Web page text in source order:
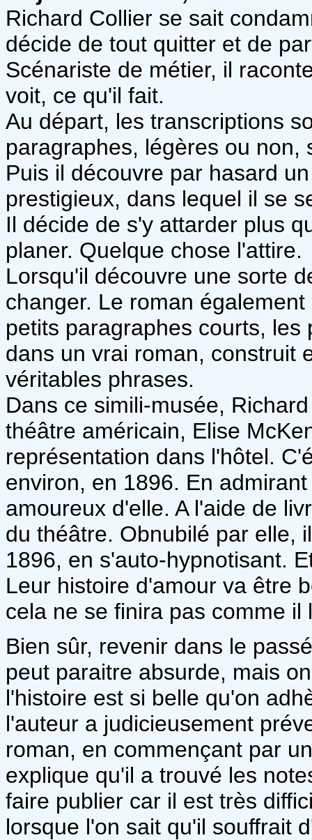
Richard Collier se sait
décide de tout quitter et de
Scénariste de métier, il
voit, ce qu'il fait.
Au départ, les transcriptions
paragraphes, légères ou non,
Puis il découvre par hasard
prestigieux, dans lequel il se
Il décide de s'y attarder plus
planer. Quelque chose l'attire.
Lorsqu'il découvre une sorte
changer. Le roman
petits paragraphes courts,
dans un vrai roman, construit
véritables phrases.
Dans ce simili-musée,
théâtre américain, Elise
représentation dans l'hôtel.
environ, en 1896. En
amoureux d'elle. A l'aide de
du théâtre. Obnubilé par elle,
1896, en s'auto-hypnotisant.
Leur histoire d'amour va être
cela ne se finira pas comme il
Bien sûr, revenir dans le
peut paraitre absurde, mais
l'histoire est si belle qu'on
l'auteur a judicieusement
roman, en commençant par
explique qu'il a trouvé les
faire publier car il est très
lorsque l'on sait qu'il souffrait